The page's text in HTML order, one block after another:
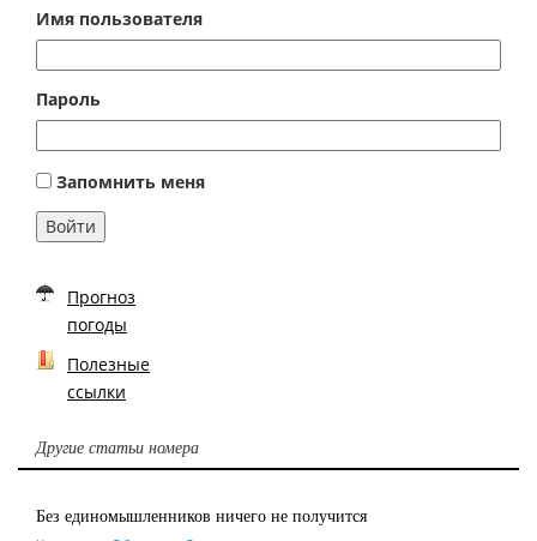
Имя пользователя
Пароль
Запомнить меня
Войти
Прогноз
погоды
Полезные
ссылки
Другие статьи номера
Без единомышленников ничего не получится